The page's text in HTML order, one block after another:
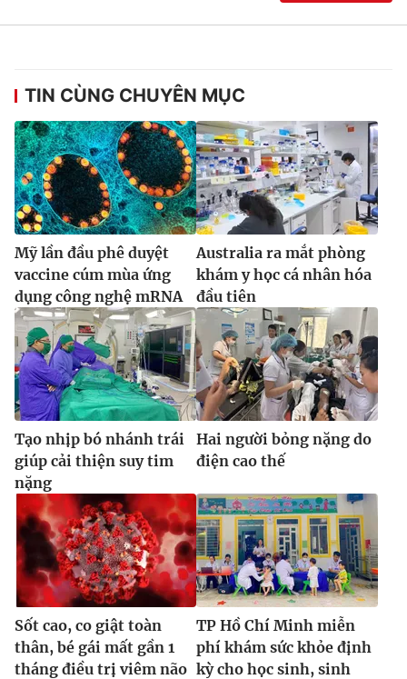
® Cấm sao chép dưới mọi hình thức nếu không có sự chấp
thuận bằng văn bản. Ghi rõ nguồn VTV.vn khi phát hành lại
thông tin từ website này.
TIN CÙNG CHUYÊN MỤC
Mỹ lần đầu phê duyệt
vaccine cúm mùa ứng
dụng công nghệ mRNA
Australia ra mắt phòng
khám y học cá nhân hóa
đầu tiên
Tạo nhịp bó nhánh trái
giúp cải thiện suy tim
nặng
Hai người bỏng nặng do
điện cao thế
Sốt cao, co giật toàn
thân, bé gái mất gần 1
tháng điều trị viêm não
TP Hồ Chí Minh miễn
phí khám sức khỏe định
kỳ cho học sinh, sinh